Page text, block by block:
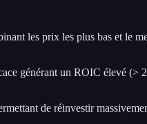
les prix les plus bas et le
générant un ROIC élevé
de réinvestir